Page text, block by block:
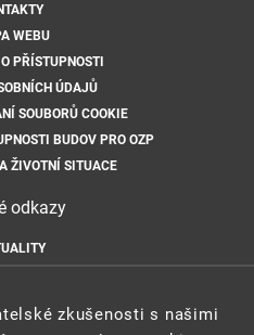
WEBU
PŘÍSTUPNOSTI
ÚDAJŮ
SOUBORŮ COOKIE
BUDOV PRO OZP
ŽIVOTNÍ SITUACE
odkazy
zkušenosti s našimi